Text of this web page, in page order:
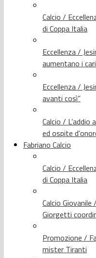
Calcio /
di Coppa Italia
Eccellenza /
aumentano i
Eccellenza /
avanti così”
Calcio / L’addio
ed ospite
Fabriano Calcio
Calcio /
di Coppa Italia
Calcio Giovanile
Giorgetti
Promozione /
mister Tiranti